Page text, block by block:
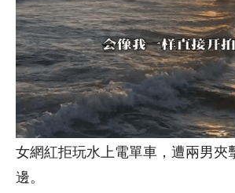
女網紅拒玩水上電單車，遭兩男夾
邊。